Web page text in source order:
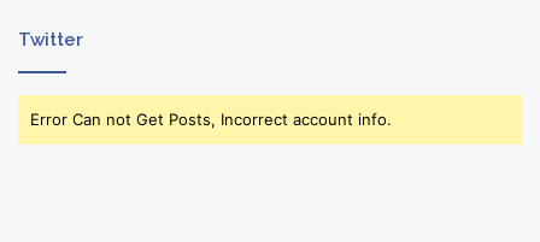
Twitter
Error Can not Get Posts, Incorrect account info.